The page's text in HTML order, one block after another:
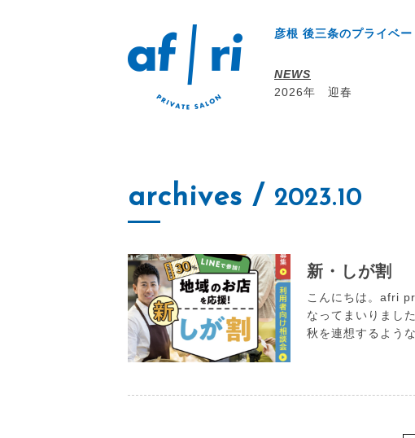
彦根 後三条のプライベ
NEWS
2026年 迎春
archives / 2023.10
新・しが割
こんにちは。afri
なってまいりまし
秋を連想するよう